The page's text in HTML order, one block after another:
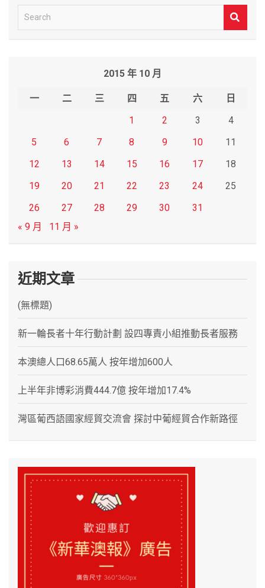
e
2015 年 10 月
一 二 三 四 五 六
日
1
2 3
4
5
6 7 8 9 10
11
12
13 14 15 16 17
18
19
20 21 22 23 24
25
26
27 28 29 30
31
« 9 月
11 月 »
近期文章
(無標題)
新一輪長者十年行動計劃 設四專責小組推動長者服務
本澳總人口68.65萬人 按年增加600人
上半年非博彩消費444.7億 按年增加17.4%
灣區葡西語國家經貿交流會 探討中葡經貿合作新路徑